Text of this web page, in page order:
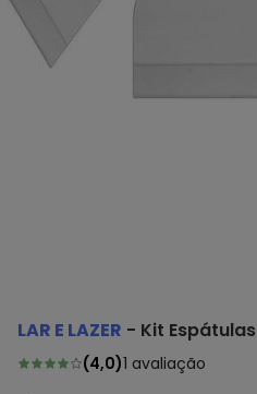
LAR E LAZER - Kit
(4,0)1 avaliação